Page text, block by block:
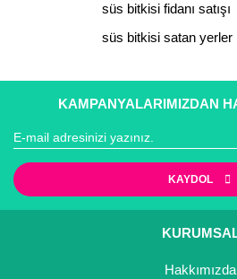
süs bitkisi fidanı satışı
süs bitkisi satan yerler
KAMPANYALARIMIZDAN
KAYDOL
Hakkımızda